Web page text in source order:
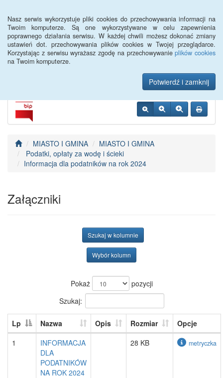
Nasz serwis wykorzystuje pliki cookies do przechowywania informacji na
Twoim komputerze. Są one wykorzystywane w celu zapewnienia
poprawnego działania serwisu. W każdej chwili możesz dokonać zmiany
ustawień dot. przechowywania plików cookies w Twojej przeglądarce.
Korzystając z serwisu wyrażasz zgodę na przechowywanieplików cookies
na Twoim komputerze.
Potwierdź i zamknij
Urząd Miejski w
Szczebrzeszynie
MIASTO I GMINA
MIASTO I GMINA
Podatki, opłaty za wodę i ścieki
Informacja dla podatników na rok 2024
Załączniki
Szukaj w kolumnie
Wybór kolumn
Pokaż
pozycji
Szukaj:
Lp Nazwa Opis Rozmiar
Opcje
1
INFORMACJA
DLA
PODATNIKÓW
NA ROK 2024
28 KB metryczka